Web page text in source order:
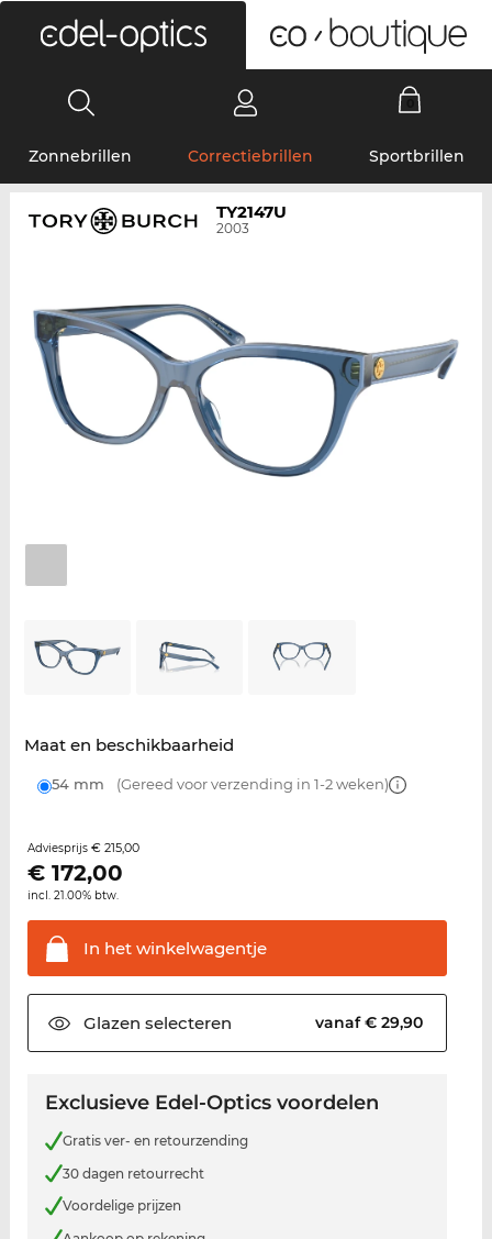
Zonnebrillen Correctiebrillen Sportbrillen
TY2147U
2003
Maat en beschikbaarheid
54 mm (Gereed voor verzending in 1-2 weken)
Adviesprijs € 215,00
€ 172,00
incl. 21.00% btw.
In hetwinkelwagentje
Glazen selecteren vanaf € 29,90
Exclusieve Edel-Optics voordelen
Gratis ver- en retourzending
30 dagen retourrecht
Voordelige prijzen